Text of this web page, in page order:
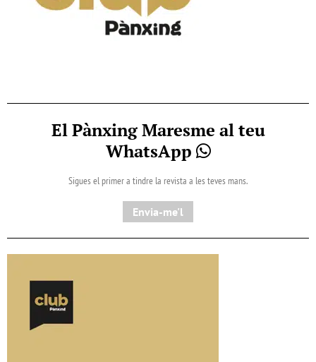
El Pànxing Maresme al teu
WhatsApp
Sigues el primer a tindre la revista a les teves mans.
Envia-me'l